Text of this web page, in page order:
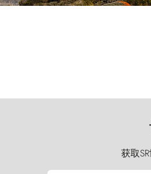
获取